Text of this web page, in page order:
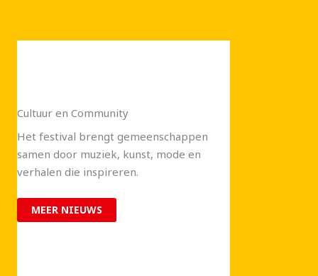
Cultuur en Community
Het festival brengt gemeenschappen
samen door muziek, kunst, mode en
verhalen die inspireren.
MEER NIEUWS